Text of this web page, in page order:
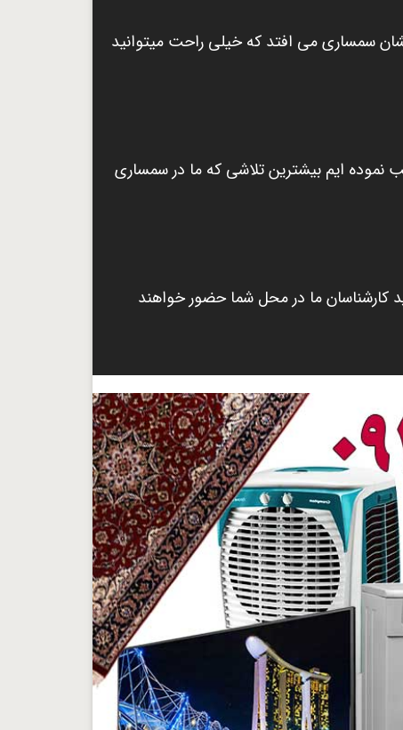
سمساری می افتد که خیلی راحت میتوانید
نموده ایم بیشترین تلاشی که ما در سمساری
کارشناسان ما در محل شما حضور خواهند